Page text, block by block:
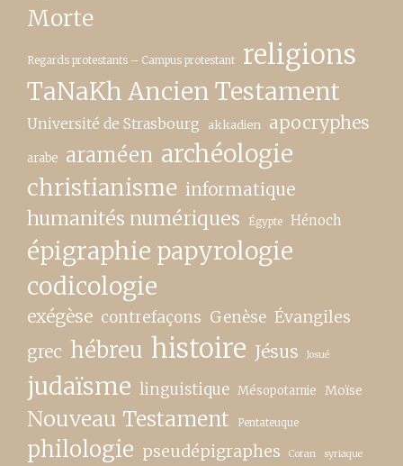
Morte
Regards protestants – Campus protestant religions
TaNaKh Ancien Testament
Université de Strasbourg akkadien apocryphes
arabe araméen archéologie
christianisme informatique
humanités numériques Égypte Hénoch
épigraphie papyrologie
codicologie
exégèse contrefaçons Genèse Évangiles
grec hébreu histoire Jésus Josué
judaïsme linguistique Mésopotamie Moïse
Nouveau Testament Pentateuque
philologie pseudépigraphes Coran syriaque